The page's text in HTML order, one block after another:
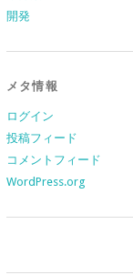
開発
メタ情報
ログイン
投稿フィード
コメントフィード
WordPress.org